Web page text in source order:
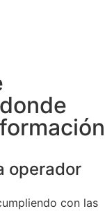
operador
con las